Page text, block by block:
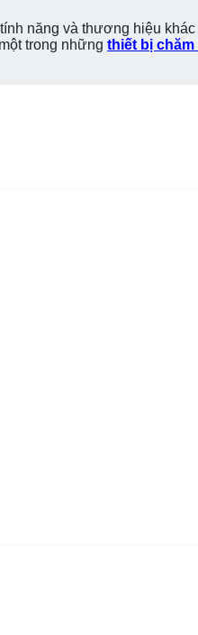
năng và thương hiệu
trong những thiết bị